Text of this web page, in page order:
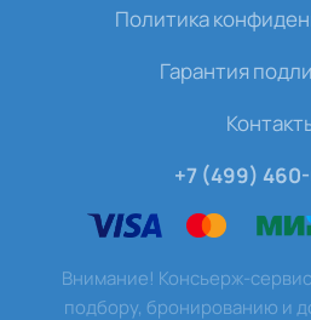
Политика
Гарантия
+7 (499)
Внимание! Консьерж-
подбору, бронированию и